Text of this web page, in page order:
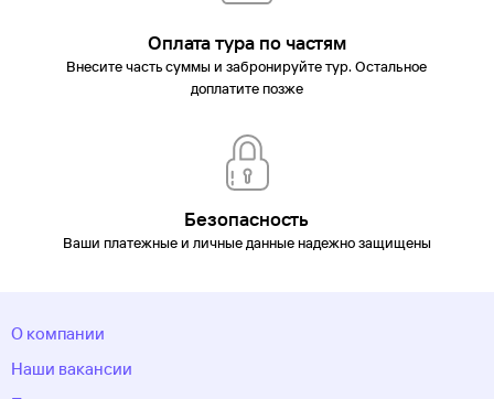
Оплата тура по частям
Внесите часть суммы и забронируйте тур. Остальное
доплатите позже
Безопасность
Ваши платежные и личные данные надежно защищены
О компании
Наши вакансии